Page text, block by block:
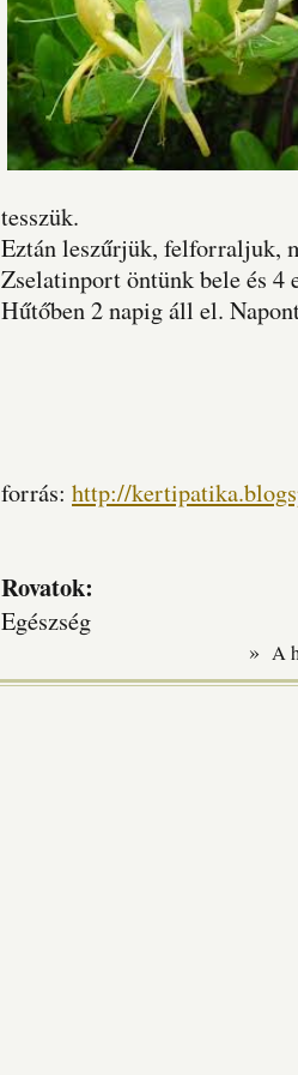
tesszük.
Eztán leszűrjük, felforraljuk,
Zselatinport öntünk bele és 4
Hűtőben 2 napig áll el.
forrás: http://
Rovatok:
Egészség
» A